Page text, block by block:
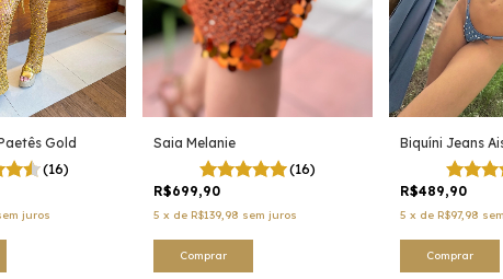
Gold
(16)
juros
Saia Melanie
(16)
R$699,90
5 x de R$139,98 sem juros
Comprar
Biquíni Jeans
R$489,90
5 x de R$97,98
Comprar